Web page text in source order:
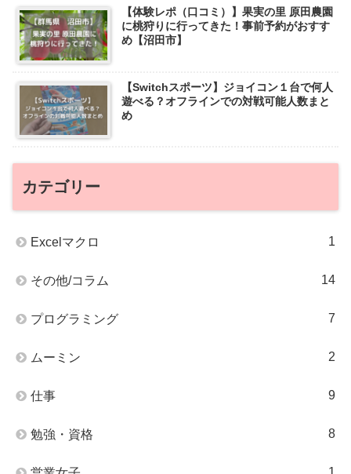
【体験レポ（口コミ）】果実の里 原田農園
に桃狩りに行ってきた！事前予約がおすす
め【沼田市】
【Switchスポーツ】ジョイコン１台で何人
遊べる？オフラインでの対戦可能人数まと
め
カテゴリー
Excelマクロ 1
その他/コラム 14
プログラミング 7
ムーミン 2
仕事 9
勉強・資格 8